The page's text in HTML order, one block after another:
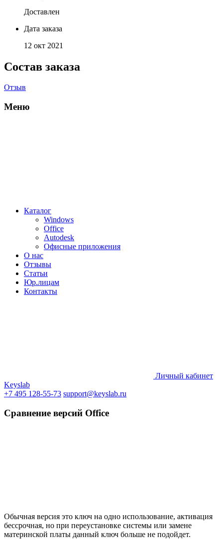
Доставлен
Дата заказа
12 окт 2021
Состав заказа
Отзыв
Меню
Каталог
Windows
Office
Autodesk
Офисные приложения
О нас
Отзывы
Статьи
Юр.лицам
Контакты
Личный кабинет
Keyslab
+7 495 128-55-73 support@keyslab.ru
Сравнение версий Office
Обычная версия это ключ на одно использование, активация
бессрочная, но при переустановке системы или замене
материнской платы данный ключ больше не подойдет.